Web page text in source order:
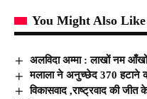
You Might Also Like
अलविदा अम्मा : लाखों नम
मलाला ने अनुच्छेद 370 हटाने
विकासवाद ,राष्ट्रवाद की जीत